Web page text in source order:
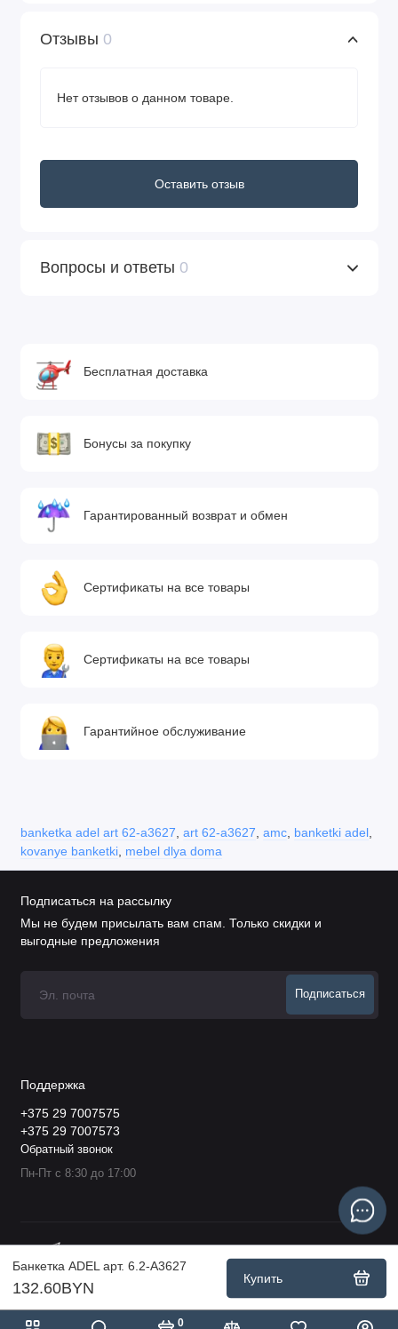
0
Банкетка ADEL арт. 6.2-А3627
132.60BYN
Купить
Отзывы 0
Нет отзывов о данном товаре.
Оставить отзыв
Вопросы и ответы 0
Бесплатная доставка
Бонусы за покупку
Гарантированный возврат и обмен
Сертификаты на все товары
Сертификаты на все товары
Гарантийное обслуживание
banketka adel art 62-a3627, art 62-a3627, amc, banketki adel,
kovanye banketki, mebel dlya doma
Подписаться на рассылку
Мы не будем присылать вам спам. Только скидки и
выгодные предложения
Подписаться
Поддержка
+375 29 7007575
+375 29 7007573
Обратный звонок
Пн-Пт с 8:30 до 17:00